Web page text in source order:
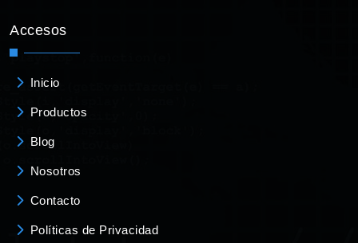
Accesos
Inicio
Productos
Blog
Nosotros
Contacto
Políticas de Privacidad